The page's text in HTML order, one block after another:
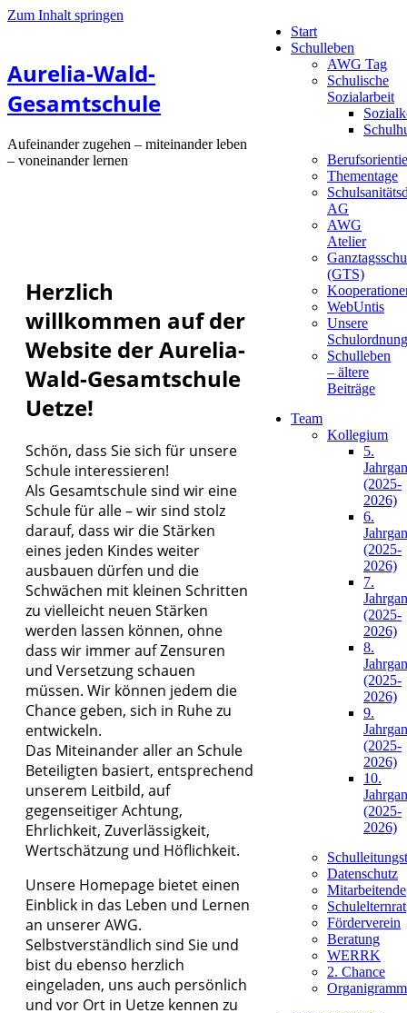
Zum Inhalt springen
Start
Schulleben
AWG Tag
Schulische
Sozialarbeit
Thementage
AG
AWG
Atelier
(GTS)
WebUntis
Unsere
Schulordnung
Schulleben
– ältere
Beiträge
Team
Kollegium
5.
(2025-
2026)
6.
(2025-
2026)
7.
(2025-
2026)
8.
(2025-
2026)
9.
(2025-
2026)
10.
(2025-
2026)
Datenschutz
Mitarbeitende
Schulelternrat
Förderverein
Beratung
WERRK
2. Chance
Organigramm
Aurelia-Wald-
Gesamtschule
Aufeinander zugehen – miteinander leben
– voneinander lernen
Herzlich
willkommen auf der
Website der Aurelia-
Wald-Gesamtschule
Uetze!
Schön, dass Sie sich für unsere
Schule interessieren!
Als Gesamtschule sind wir eine
Schule für alle – wir sind stolz
darauf, dass wir die Stärken
eines jeden Kindes weiter
ausbauen dürfen und die
Schwächen mit kleinen Schritten
zu vielleicht neuen Stärken
werden lassen können, ohne
dass wir immer auf Zensuren
und Versetzung schauen
müssen. Wir können jedem die
Chance geben, sich in Ruhe zu
entwickeln.
Das Miteinander aller an Schule
Beteiligten basiert, entsprechend
unserem Leitbild, auf
gegenseitiger Achtung,
Ehrlichkeit, Zuverlässigkeit,
Wertschätzung und Höflichkeit.
Unsere Homepage bietet einen
Einblick in das Leben und Lernen
an unserer AWG.
Selbstverständlich sind Sie und
bist du ebenso herzlich
eingeladen, uns auch persönlich
und vor Ort in Uetze kennen zu